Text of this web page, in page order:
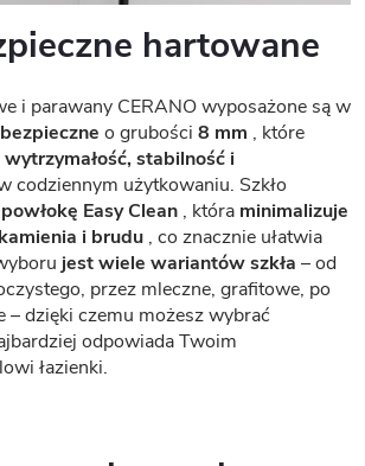
hartowane
i parawany CERANO wyposażone są w
o grubości 8 mm , które
stabilność i
codziennym użytkowaniu. Szkło
powłokę Easy Clean , która minimalizuje
i brudu , co znacznie ułatwia
jest wiele wariantów szkła – od
przez mleczne, grafitowe, po
– dzięki czemu możesz wybrać
odpowiada Twoim
łazienki.